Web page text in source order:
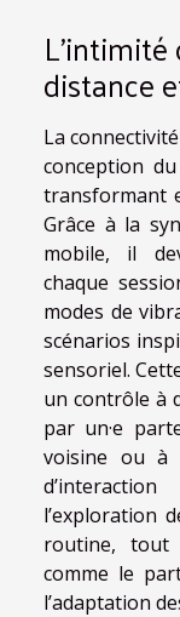
distance
La
conception
transformant
Grâce à la
mobile, il
chaque
modes de
scénarios
sensoriel.
un contrôle à
par un·e
voisine ou à
l’exploration
routine, tout
comme le
l’adaptation